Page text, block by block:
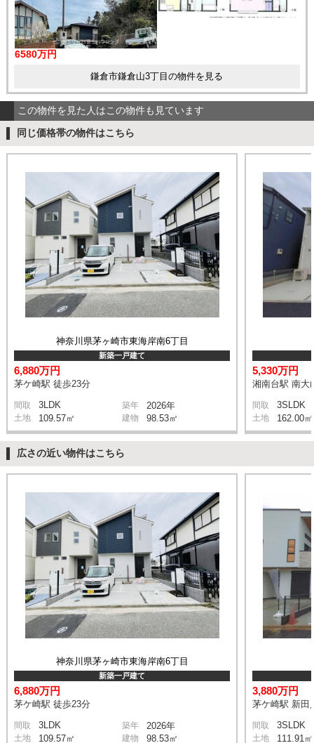
6580万円
鎌倉市鎌倉山3丁目の物件を見る
この物件を見た人はこの物件も見ています
同じ価格帯の物件はこちら
神奈川県茅ヶ崎市東海岸南6丁目
新築一戸建て
6,880万円
茅ケ崎駅 徒歩23分
間取 3LDK 築年 2026年
土地 109.57㎡ 建物 98.53㎡
5,330万円
湘南台駅 南大
間取 3SLDK
土地 162.00㎡
広さの近い物件はこちら
神奈川県茅ヶ崎市東海岸南6丁目
新築一戸建て
6,880万円
茅ケ崎駅 徒歩23分
間取 3LDK 築年 2026年
土地 109.57㎡ 建物 98.53㎡
3,880万円
茅ケ崎駅 新田
間取 3SLDK
土地 111.91㎡